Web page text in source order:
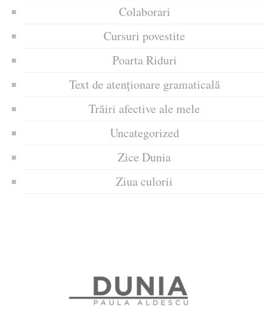
Colaborari
Cursuri povestite
Poarta Riduri
Text de atenționare gramaticală
Trăiri afective ale mele
Uncategorized
Zice Dunia
Ziua culorii